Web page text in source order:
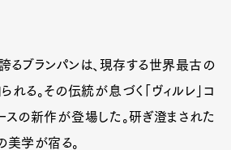
ブランパンは、現存する世界最古の
れる。その伝統が息づく「ヴィルレ」コ
スの新作が登場した。研ぎ澄まされた
美学が宿る。